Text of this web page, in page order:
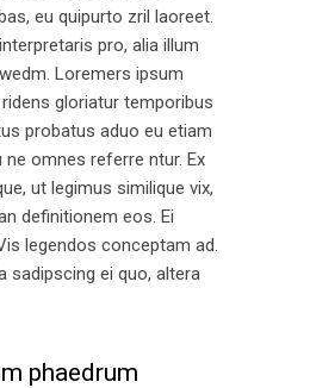
eu quipurto zril laoreet.
pro, alia illum
Loremers ipsum
gloriatur temporibus
probatus aduo eu etiam
ne omnes referre ntur. Ex
ut legimus similique vix,
definitionem eos. Ei
legendos conceptam ad.
sadipscing ei quo, altera
phaedrum